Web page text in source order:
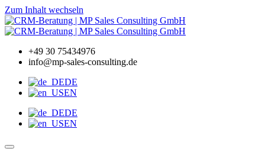
Zum Inhalt wechseln
+49 30 75434976
info@mp-sales-consulting.de
DE
EN
DE
EN